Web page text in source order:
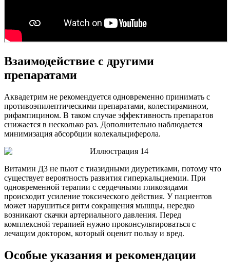
Взаимодействие с другими
препаратами
Аквадетрим не рекомендуется одновременно принимать с
противоэпилептическими препаратами, колестирамином,
рифампицином. В таком случае эффективность препаратов
снижается в несколько раз. Дополнительно наблюдается
минимизация абсорбции колекальциферола.
Витамин Д3 не пьют с тиазидными диуретиками, потому что
существует вероятность развития гиперкальциемии. При
одновременной терапии с сердечными гликозидами
происходит усиление токсического действия. У пациентов
может нарушиться ритм сокращения мышцы, нередко
возникают скачки артериального давления. Перед
комплексной терапией нужно проконсультироваться с
лечащим доктором, который оценит пользу и вред.
Особые указания и рекомендации